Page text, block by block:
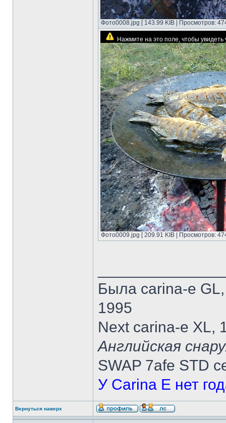
Фото0008.jpg [ 143.99 KIB | Просмотров:
Нажмите на это поле, чтобы
Фото0009.jpg [ 209.91 KIB | Просмотров:
Была carina-e
1995
Next carina-e XL,
Английская
SWAP 7afe STD
У Carina E нет
Вернуться наверх